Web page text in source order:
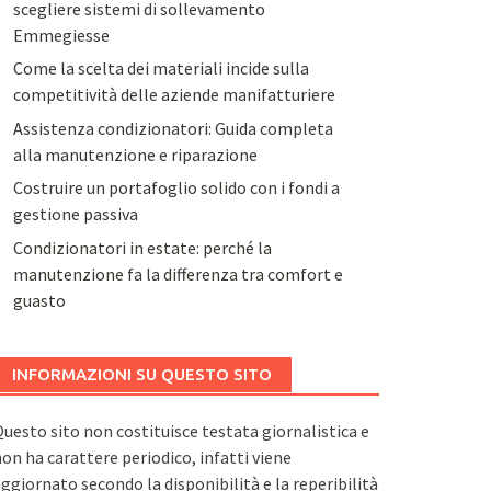
scegliere sistemi di sollevamento
Emmegiesse
Come la scelta dei materiali incide sulla
competitività delle aziende manifatturiere
Assistenza condizionatori: Guida completa
alla manutenzione e riparazione
Costruire un portafoglio solido con i fondi a
gestione passiva
Condizionatori in estate: perché la
manutenzione fa la differenza tra comfort e
guasto
INFORMAZIONI SU QUESTO SITO
sito non costituisce testata giornalistica e
ha carattere periodico, infatti viene
secondo la disponibilità e la reperibilità